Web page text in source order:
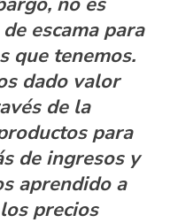
escama para
que tenemos.
dado valor
de la
para
de ingresos y
aprendido a
precios